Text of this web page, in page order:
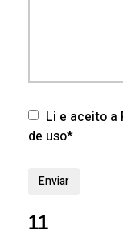
Li e aceito a
de uso*
11